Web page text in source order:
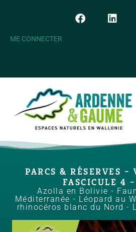
ME CONNECTER
PARCS & RÉSERVES –
FASCICULE 4
Azolla en Bolivie -
Méditerranée - Léopard au
rhinocéros blanc du Nord -